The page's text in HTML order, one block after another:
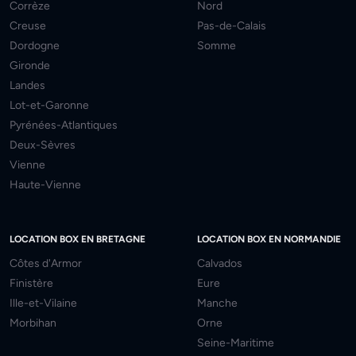
Corrèze
Creuse
Dordogne
Gironde
Landes
Lot-et-Garonne
Pyrénées-Atlantiques
Deux-Sèvres
Vienne
Haute-Vienne
Nord
Pas-de-Calais
Somme
LOCATION BOX EN BRETAGNE
Côtes d'Armor
Finistère
Ille-et-Vilaine
Morbihan
LOCATION BOX EN NORMANDIE
Calvados
Eure
Manche
Orne
Seine-Maritime